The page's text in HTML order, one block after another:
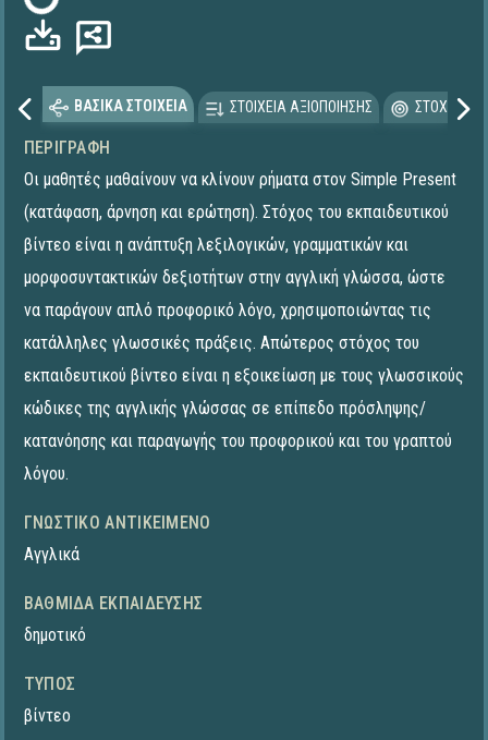
ΒΑΣΙΚΑ ΣΤΟΙΧΕΙΑ ΣΤΟΙΧΕΙΑ ΑΞΙΟΠΟΙΗΣΗΣ
ΠΕΡΙΓΡΑΦΉ
Οι μαθητές μαθαίνουν να κλίνουν ρήματα στον Simple Present
(κατάφαση, άρνηση και ερώτηση). Στόχος του εκπαιδευτικού
βίντεο είναι η ανάπτυξη λεξιλογικών, γραμματικών και
μορφοσυντακτικών δεξιοτήτων στην αγγλική γλώσσα, ώστε
να παράγουν απλό προφορικό λόγο, χρησιμοποιώντας τις
κατάλληλες γλωσσικές πράξεις. Απώτερος στόχος του
εκπαιδευτικού βίντεο είναι η εξοικείωση με τους γλωσσικούς
κώδικες της αγγλικής γλώσσας σε επίπεδο πρόσληψης/
κατανόησης και παραγωγής του προφορικού και του γραπτού
λόγου.
ΓΝΩΣΤΙΚΌ ΑΝΤΙΚΕΊΜΕΝΟ
Αγγλικά
ΒΑΘΜΊΔΑ ΕΚΠΑΊΔΕΥΣΗΣ
δημοτικό
ΤΎΠΟΣ
βίντεο